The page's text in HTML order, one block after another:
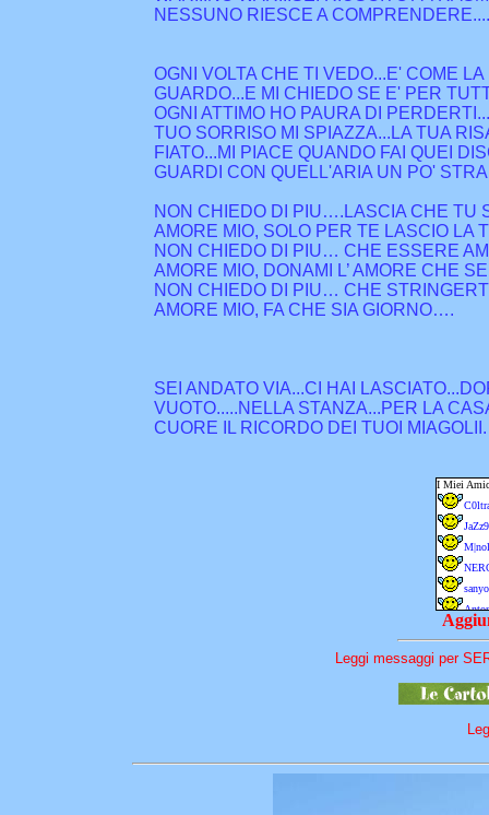
NESSUNO RIESCE A
OGNI VOLTA CHE TI VEDO...E' COME
GUARDO...E MI CHIEDO SE E' PER
OGNI ATTIMO HO PAURA DI
TUO SORRISO MI SPIAZZA...LA TUA
FIATO...MI PIACE QUANDO FAI QUEI
GUARDI CON QUELL'ARIA UN PO'
NON CHIEDO DI PIU….LASCIA CHE TU
AMORE MIO, SOLO PER TE LASCIO LA
NON CHIEDO DI PIU… CHE ESSERE
AMORE MIO, DONAMI L’ AMORE CHE
NON CHIEDO DI PIU… CHE
AMORE MIO, FA CHE SIA GIORNO….
SEI ANDATO VIA...CI HAI
VUOTO.....NELLA STANZA...PER LA
CUORE IL RICORDO DEI TUOI MIAGOLII.
Leggi messaggi per